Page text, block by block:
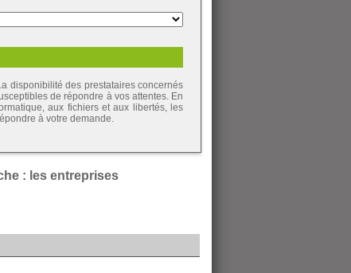
disponibilité des prestataires concernés
de répondre à vos attentes. En
aux fichiers et aux libertés, les
à votre demande.
: les entreprises